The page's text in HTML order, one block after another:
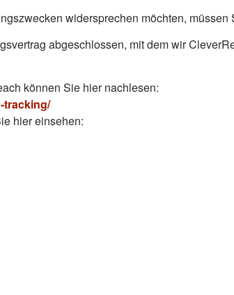
widersprechen möchten,
abgeschlossen, mit dem wir
können Sie hier nachlesen:
tracking/
hier einsehen: